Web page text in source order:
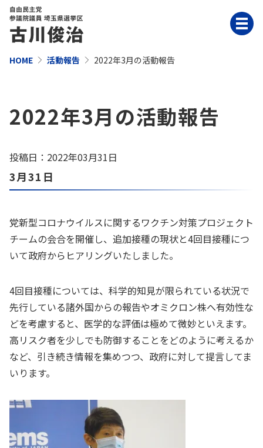
HOME 活動報告 2022年3月の活動報告
2022年3月の活動報告
投稿日：2022年03月31日
3月31日
党新型コロナウイルスに関するワクチン対策プロジェクト
チームの会合を開催し、追加接種の現状と4回目接種につ
いて政府からヒアリングいたしました。
4回目接種については、科学的知見が限られている状況で
先行している諸外国からの報告やオミクロン株へ有効性な
どを考慮すると、医学的な評価は極めて微妙といえます。
高リスク者を少しでも防御することをどのように考えるか
など、引き続き情報を集めつつ、政府に対して提言してま
いります。